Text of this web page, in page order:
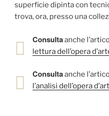
superficie dipinta con
trova, ora, presso una
Consultaanche
lettura dell’opera
Consultaanche
l’analisi dell’opera